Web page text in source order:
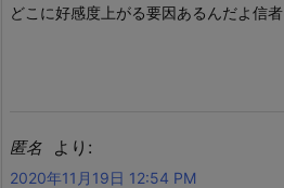
どこに好感度上がる要因あるんだよ信者
匿名 より:
2020年11月19日 12:54 PM